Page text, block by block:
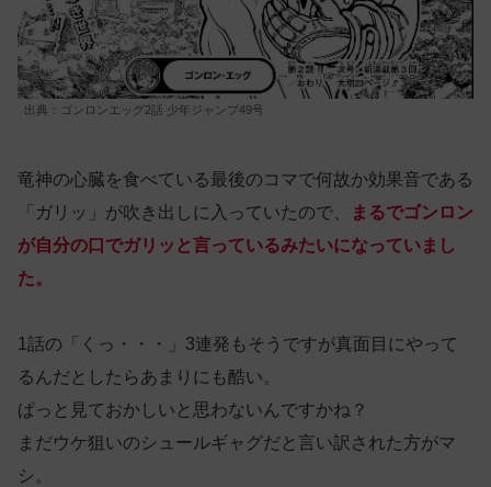
出典：ゴンロンエッグ2話 少年ジャンプ49号
竜神の心臓を食べている最後のコマで何故か効果音である
「ガリッ」が吹き出しに入っていたので、
まるでゴンロン
が自分の口でガリッと言っているみたいになっていまし
た。
1話の「くっ・・・」3連発もそうですが真面目にやって
るんだとしたらあまりにも酷い。
ぱっと見ておかしいと思わないんですかね？
まだウケ狙いのシュールギャグだと言い訳された方がマ
シ。